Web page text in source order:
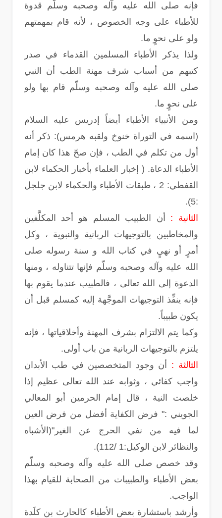
فإنه صلى الله عليه وآله وصحبه وسلّم قدوة
للأطباء على وجه الخصوص ، لأنه قام بمهمتهم
ولو على نحوٍ ما.
ولذا يذكر الأطباء المسلمين القدماء في صدر
كتبهم من أسباب شرف مهنة الطب أن النبي
صلى الله عليه وآله وصحبه وسلّم قام بها ولو
على نحوٍ ما.
ومن الأنبياء الأطباء أيضاً إدريس عليه السلام
(اسمه في التوراة خنوخ ولقبه هرمس): ذكر أنه
أول من تكلم في الطب ، فإن صحّ هذا كان إمام
الأطباء الدعاة. ( إخبار العلماء بأخبار الحكماء لابن
القفطي: 2 ، طبقات الأطباء والحكماء لابن جلجل
:5).
الثانية : أن الطبيب المسلم هو أحد المكلَّفين
والمخاطبين بالتوجيهات الربانية والنبوية ، وكل
أمرٍ أو نهيٍ في كتاب الله و سنة رسوله صلى
الله عليه وآله وصحبه وسلّم فإنها تتناوله ، ومنها
الدعوة إلى الله تعالى ، فالطبيب عندما يقوم بها
فإنه ينفِّذ التوجيهات الموجَّهة إليه كمسلم قبل أن
يكون طبيباً.
وكما يتم الالتزام بشرف المهنة وأخلاقياتها ، فإنه
يلتزم بالتوجيهات الربانية من باب أولى.
الثالثة : أن وجود المتخصصين في طب الأبدان
واجب كفائي ، وثوابه عند الله تعالى عظيم إذا
خلصت النية ، قال إمام الحرمين أبو المعالي
الجويني :" فرض الكفاية أفضل من فرض العين
لما فيه من نفي الحرج عن الغير"(الأشباه
والنظائر لابن الوكيل:1 /112).
وقد خصص صلى الله عليه وآله وصحبه وسلّم
بعض الأطباء والطبيبات من الصحابة للقيام بهذا
الواجب.
وأرشد باستشارة بعض الأطباء كالحارث بن كلَدة